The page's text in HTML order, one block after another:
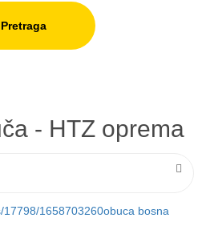
Pretraga
- HTZ oprema